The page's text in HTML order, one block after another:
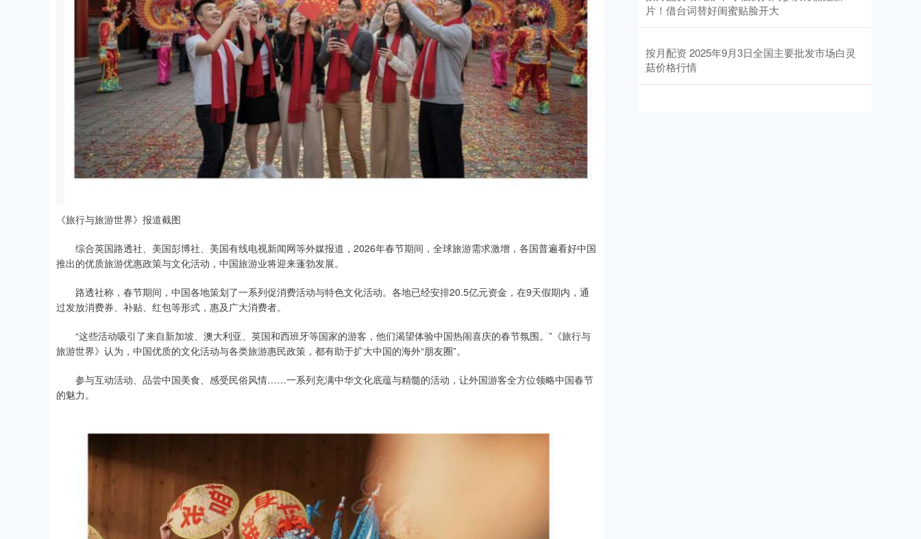
《旅行与旅游世界》报道截图
综合英国路透社、美国彭博社、美国有线电视新闻网等外媒报道，2026年春节期间，全球旅游需求激增，各国普遍看好中国
推出的优质旅游优惠政策与文化活动，中国旅游业将迎来蓬勃发展。
路透社称，春节期间，中国各地策划了一系列促消费活动与特色文化活动。各地已经安排20.5亿元资金，在9天假期内，通
过发放消费券、补贴、红包等形式，惠及广大消费者。
“这些活动吸引了来自新加坡、澳大利亚、英国和西班牙等国家的游客，他们渴望体验中国热闹喜庆的春节氛围。”《旅行与
旅游世界》认为，中国优质的文化活动与各类旅游惠民政策，都有助于扩大中国的海外“朋友圈”。
参与互动活动、品尝中国美食、感受民俗风情……一系列充满中华文化底蕴与精髓的活动，让外国游客全方位领略中国春节
的魅力。
片！借台词替好闺蜜贴脸开大
按月配资 2025年9月3日全国主要批发市场白灵
菇价格行情